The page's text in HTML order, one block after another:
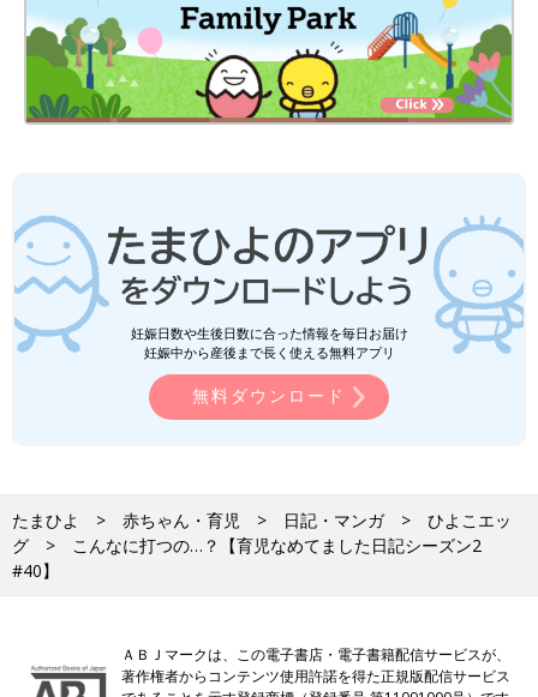
妊娠日数や生後日数に合った情報を毎日お届け
妊娠中から産後まで長く使える無料アプリ
無料ダウンロード
たまひよ 赤ちゃん・育児 日記・マンガ
ひよこエッ
グ
こんなに打つの…？【育児なめてました日記シーズン2
#40】
ＡＢＪマークは、この電子書店・電子書籍配信サービスが、
著作権者からコンテンツ使用許諾を得た正規版配信サービス